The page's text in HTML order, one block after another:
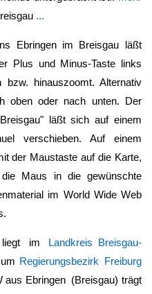
...
Ebringen im Breisgau läßt
Plus und Minus-Taste links
hinauszoomt. Alternativ
oben oder nach unten. Der
" läßt sich auf einem
verschieben. Auf einem
der Maustaste auf die Karte,
Maus in die gewünschte
im World Wide Web
liegt im Landkreis Breisgau-
Regierungsbezirk Freiburg
aus Ebringen (Breisgau) trägt